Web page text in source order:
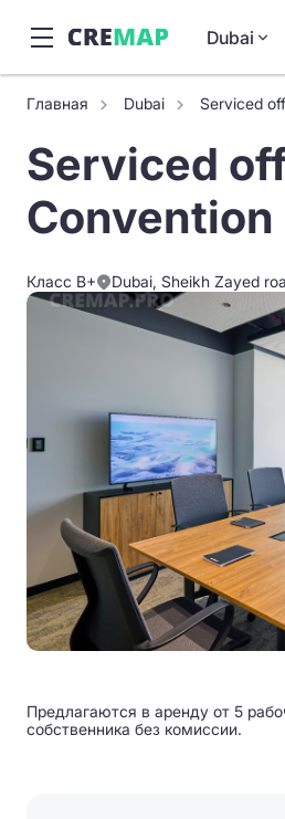
Dubai
Главная Dubai Serviced
Serviced
Convention
Класс B+ Dubai, Sheikh Zayed
Предлагаются в аренду от 5
собственника без комиссии.